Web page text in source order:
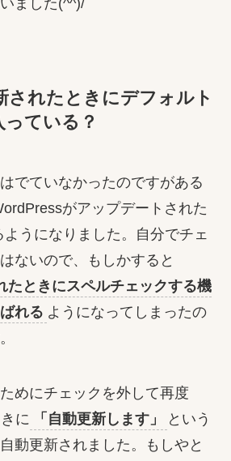
されたときにデフォルト
ている？
でていなかったのですがある
がアップデートされた
うになりました。自分でチェ
ないので、もしかすると
たときにスペルチェックする機
れる ようになってしまったの
めにチェックを外して再度
に
「自動更新します」
という
動更新されました。もしやと